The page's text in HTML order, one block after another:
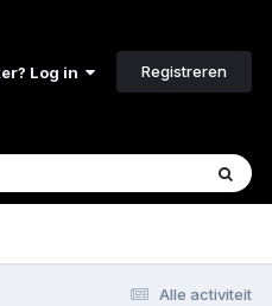
Log in Registreren
Alle activiteit